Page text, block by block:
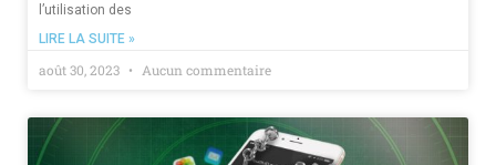
l’utilisation des
LIRE LA SUITE »
août 30, 2023 Aucun commentaire